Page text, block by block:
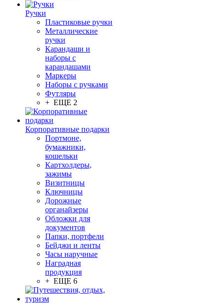
Ручки
Пластиковые ручки
Металлические
ручки
Карандаши и
наборы с
карандашами
Маркеры
Наборы с ручками
Футляры
+ ЕЩЕ 2
Корпоративные подарки
Портмоне,
бумажники,
кошельки
Картхолдеры,
зажимы
Визитницы
Ключницы
Дорожные
органайзеры
Обложки для
документов
Папки, портфели
Бейджи и ленты
Часы наручные
Наградная
продукция
+ ЕЩЕ 6